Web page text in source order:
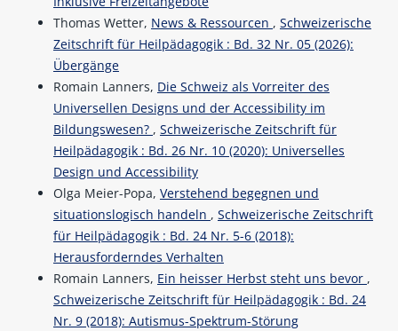
Thomas Wetter, News & Ressourcen , Schweizerische
Zeitschrift für Heilpädagogik : Bd. 32 Nr. 05 (2026):
Übergänge
Romain Lanners, Die Schweiz als Vorreiter des
Universellen Designs und der Accessibility im
Bildungswesen? , Schweizerische Zeitschrift für
Heilpädagogik : Bd. 26 Nr. 10 (2020): Universelles
Design und Accessibility
Olga Meier-Popa, Verstehend begegnen und
situationslogisch handeln , Schweizerische Zeitschrift
für Heilpädagogik : Bd. 24 Nr. 5-6 (2018):
Herausforderndes Verhalten
Romain Lanners, Ein heisser Herbst steht uns bevor ,
Schweizerische Zeitschrift für Heilpädagogik : Bd. 24
Nr. 9 (2018): Autismus-Spektrum-Störung